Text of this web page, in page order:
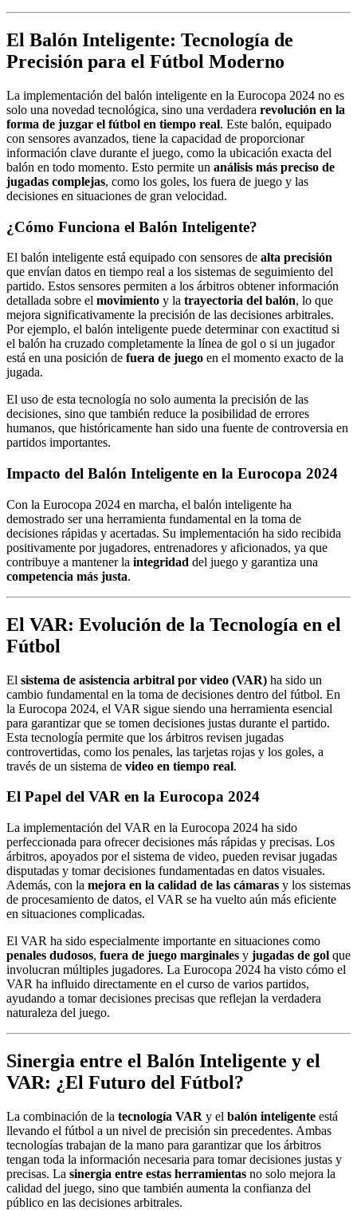
El Balón Inteligente: Tecnología de
Precisión para el Fútbol Moderno
La implementación del balón inteligente en la Eurocopa 2024 no es
solo una novedad tecnológica, sino una verdadera revolución en la
forma de juzgar el fútbol en tiempo real. Este balón, equipado
con sensores avanzados, tiene la capacidad de proporcionar
información clave durante el juego, como la ubicación exacta del
balón en todo momento. Esto permite un análisis más preciso de
jugadas complejas, como los goles, los fuera de juego y las
decisiones en situaciones de gran velocidad.
¿Cómo Funciona el Balón Inteligente?
El balón inteligente está equipado con sensores de alta precisión
que envían datos en tiempo real a los sistemas de seguimiento del
partido. Estos sensores permiten a los árbitros obtener información
detallada sobre el movimiento y la trayectoria del balón, lo que
mejora significativamente la precisión de las decisiones arbitrales.
Por ejemplo, el balón inteligente puede determinar con exactitud si
el balón ha cruzado completamente la línea de gol o si un jugador
está en una posición de fuera de juego en el momento exacto de la
jugada.
El uso de esta tecnología no solo aumenta la precisión de las
decisiones, sino que también reduce la posibilidad de errores
humanos, que históricamente han sido una fuente de controversia en
partidos importantes.
Impacto del Balón Inteligente en la Eurocopa 2024
Con la Eurocopa 2024 en marcha, el balón inteligente ha
demostrado ser una herramienta fundamental en la toma de
decisiones rápidas y acertadas. Su implementación ha sido recibida
positivamente por jugadores, entrenadores y aficionados, ya que
contribuye a mantener la integridad del juego y garantiza una
competencia más justa.
El VAR: Evolución de la Tecnología en el
Fútbol
El sistema de asistencia arbitral por video (VAR) ha sido un
cambio fundamental en la toma de decisiones dentro del fútbol. En
la Eurocopa 2024, el VAR sigue siendo una herramienta esencial
para garantizar que se tomen decisiones justas durante el partido.
Esta tecnología permite que los árbitros revisen jugadas
controvertidas, como los penales, las tarjetas rojas y los goles, a
través de un sistema de video en tiempo real.
El Papel del VAR en la Eurocopa 2024
La implementación del VAR en la Eurocopa 2024 ha sido
perfeccionada para ofrecer decisiones más rápidas y precisas. Los
árbitros, apoyados por el sistema de video, pueden revisar jugadas
disputadas y tomar decisiones fundamentadas en datos visuales.
Además, con la mejora en la calidad de las cámaras y los sistemas
de procesamiento de datos, el VAR se ha vuelto aún más eficiente
en situaciones complicadas.
El VAR ha sido especialmente importante en situaciones como
penales dudosos, fuera de juego marginales y jugadas de gol que
involucran múltiples jugadores. La Eurocopa 2024 ha visto cómo el
VAR ha influido directamente en el curso de varios partidos,
ayudando a tomar decisiones precisas que reflejan la verdadera
naturaleza del juego.
Sinergia entre el Balón Inteligente y el
VAR: ¿El Futuro del Fútbol?
La combinación de la tecnología VAR y el balón inteligente está
llevando el fútbol a un nivel de precisión sin precedentes. Ambas
tecnologías trabajan de la mano para garantizar que los árbitros
tengan toda la información necesaria para tomar decisiones justas y
precisas. La sinergia entre estas herramientas no solo mejora la
calidad del juego, sino que también aumenta la confianza del
público en las decisiones arbitrales.